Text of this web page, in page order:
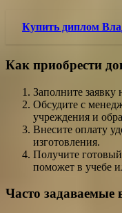
Купить диплом
Как приобрести
Заполните заявку
Обсудите с
учреждения и
Внесите оплату
изготовления.
Получите
поможет в учебе
Часто задаваемые